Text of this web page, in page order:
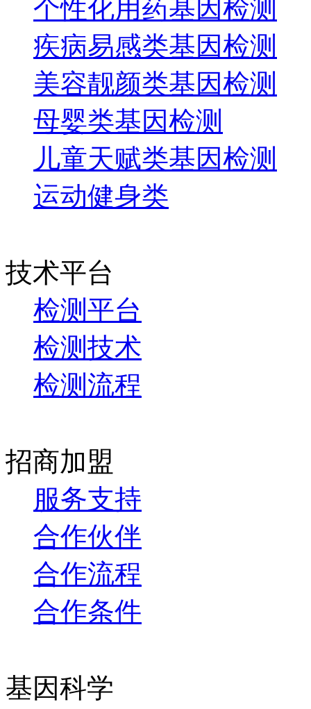
个性化用药基因检测
疾病易感类基因检测
美容靓颜类基因检测
母婴类基因检测
儿童天赋类基因检测
运动健身类
技术平台
检测平台
检测技术
检测流程
招商加盟
服务支持
合作伙伴
合作流程
合作条件
基因科学